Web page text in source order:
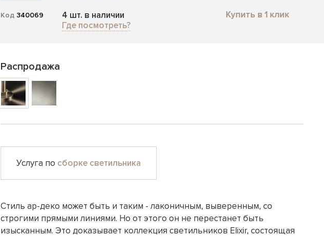
Код 340069
4 шт. в наличии
Где посмотреть?
Купить в 1 клик
Распродажа
Услуга по сборке светильника
Стиль ар-деко может быть и таким - лаконичным, выверенным, со
строгими прямыми линиями. Но от этого он не перестанет быть
изысканным. Это доказывает коллекция светильников Elixir, состоящая